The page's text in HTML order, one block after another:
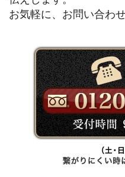
お気軽に、お問い合わ